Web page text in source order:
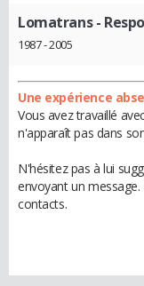
Lomatrans-
1987 - 2005
Une expérience
Vous avez travaillé
n'apparaît pas dans
N'hésitez pas à lui
envoyant un
contacts.